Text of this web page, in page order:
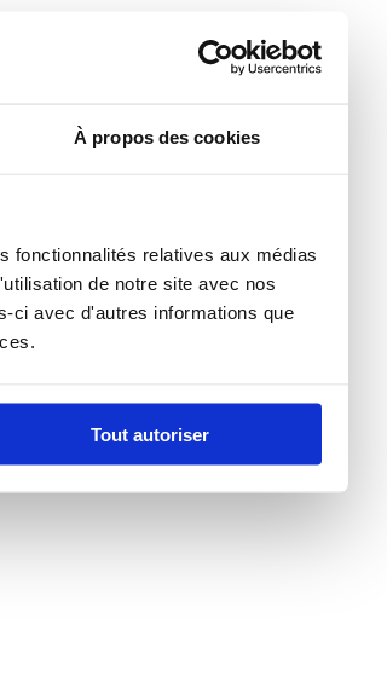
À propos des cookies
fonctionnalités relatives aux médias
de notre site avec nos
ci avec d'autres informations que
Tout autoriser